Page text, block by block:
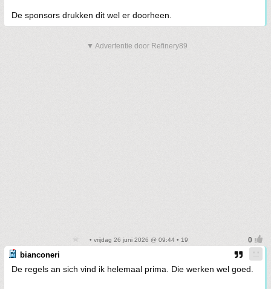
De sponsors drukken dit wel er doorheen.
▼ Advertentie door Refinery89
• vrijdag 26 juni 2026 @ 09:44 • 19
bianconeri
De regels an sich vind ik helemaal prima. Die werken wel goed.